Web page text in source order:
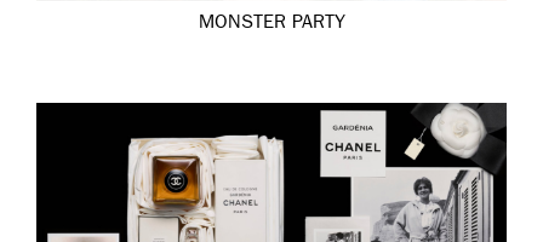
MONSTER PARTY